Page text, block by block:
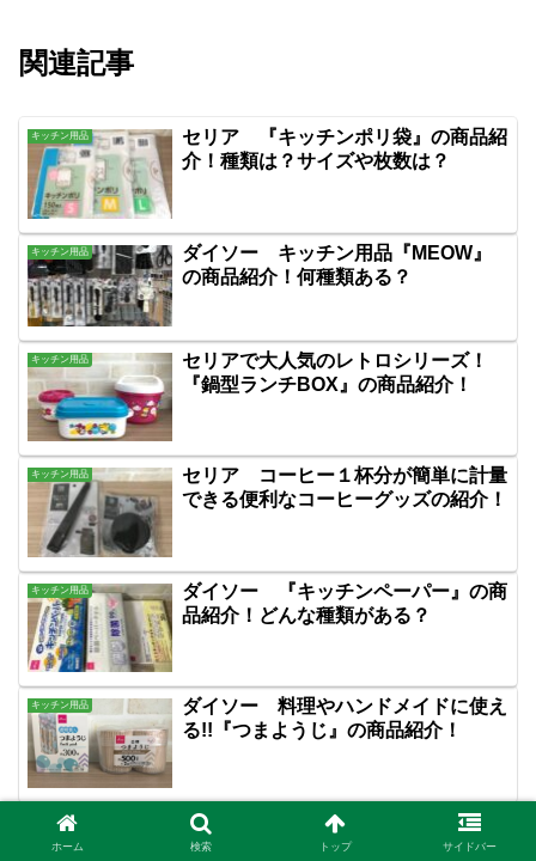
関連記事
キッチン用品
セリア 『キッチンポリ袋』の商品紹
介！種類は？サイズや枚数は？
キッチン用品
ダイソー キッチン用品『MEOW』
の商品紹介！何種類ある？
キッチン用品
セリアで大人気のレトロシリーズ！
『鍋型ランチBOX』の商品紹介！
キッチン用品
セリア コーヒー１杯分が簡単に計量
できる便利なコーヒーグッズの紹介！
キッチン用品
ダイソー 『キッチンペーパー』の商
品紹介！どんな種類がある？
キッチン用品
ダイソー 料理やハンドメイドに使え
る!!『つまようじ』の商品紹介！
キッチン用品
セリア 夏におすすめ食器！『そば皿
とつゆ入れ』種類は？サイズは？
ホーム 検索 トップ サイドバー